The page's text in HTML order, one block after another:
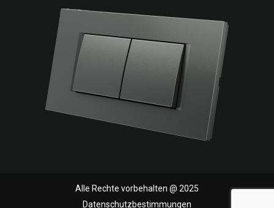
Alle Rechte vorbehalten @ 2025
Datenschutzbestimmungen